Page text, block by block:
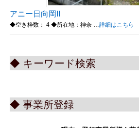
アニー日向岡II
◆空き枠数： 4 ◆所在地：神奈 … 詳細はこちら
◆ キーワード検索
◆ 事業所登録